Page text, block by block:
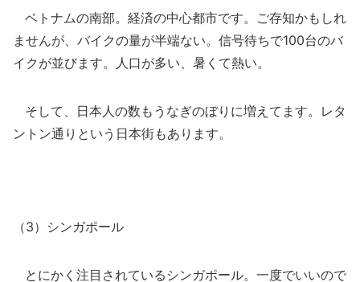
ベトナムの南部。経済の中心都市です。ご存知かもしれ
ませんが、バイクの量が半端ない。信号待ちで100台のバ
イクが並びます。人口が多い、暑くて熱い。
そして、日本人の数もうなぎのぼりに増えてます。レタ
ントン通りという日本街もあります。
（3）シンガポール
とにかく注目されているシンガポール。一度でいいので